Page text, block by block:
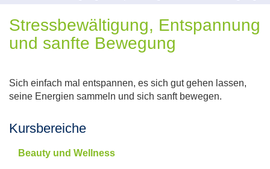
Stressbewältigung, Entspannung
und sanfte Bewegung
Sich einfach mal entspannen, es sich gut gehen lassen,
seine Energien sammeln und sich sanft bewegen.
Kursbereiche
Beauty und Wellness